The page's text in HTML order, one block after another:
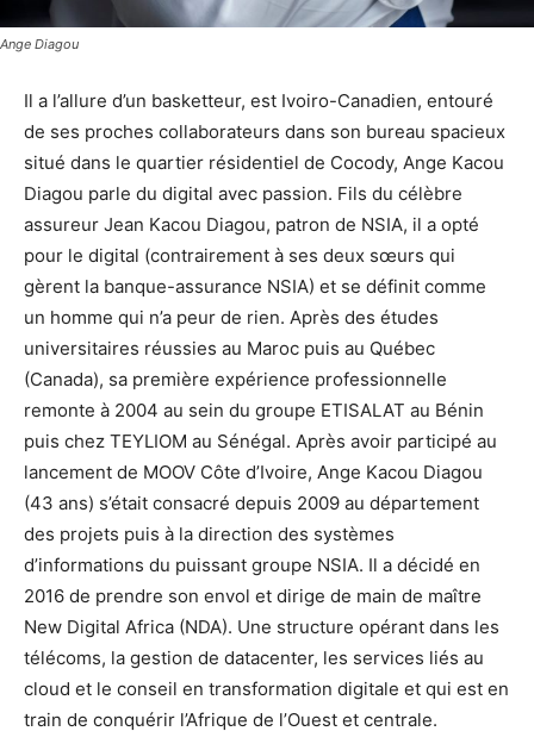
Ange Diagou
Il a l’allure d’un basketteur, est Ivoiro-Canadien, entouré
de ses proches collaborateurs dans son bureau spacieux
situé dans le quartier résidentiel de Cocody, Ange Kacou
Diagou parle du digital avec passion. Fils du célèbre
assureur Jean Kacou Diagou, patron de NSIA, il a opté
pour le digital (contrairement à ses deux sœurs qui
gèrent la banque-assurance NSIA) et se définit comme
un homme qui n’a peur de rien. Après des études
universitaires réussies au Maroc puis au Québec
(Canada), sa première expérience professionnelle
remonte à 2004 au sein du groupe ETISALAT au Bénin
puis chez TEYLIOM au Sénégal. Après avoir participé au
lancement de MOOV Côte d’Ivoire, Ange Kacou Diagou
(43 ans) s’était consacré depuis 2009 au département
des projets puis à la direction des systèmes
d’informations du puissant groupe NSIA. Il a décidé en
2016 de prendre son envol et dirige de main de maître
New Digital Africa (NDA). Une structure opérant dans les
télécoms, la gestion de datacenter, les services liés au
cloud et le conseil en transformation digitale et qui est en
train de conquérir l’Afrique de l’Ouest et centrale.